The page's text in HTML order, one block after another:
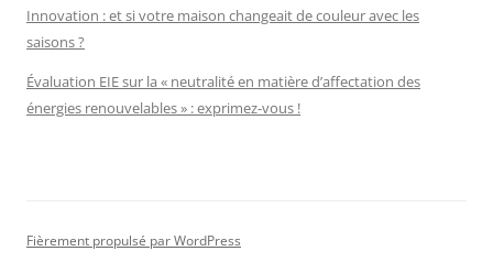
Innovation : et si votre maison changeait de couleur avec les
saisons ?
Évaluation EIE sur la « neutralité en matière d’affectation des
énergies renouvelables » : exprimez-vous !
Fièrement propulsé par WordPress